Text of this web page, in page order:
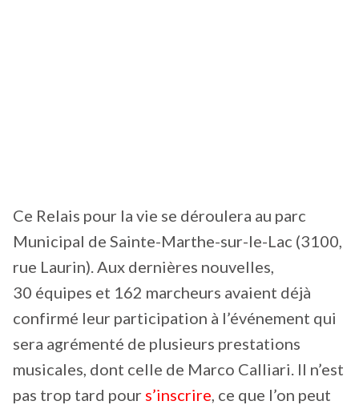
Ce Relais pour la vie se déroulera au parc
Municipal de Sainte-Marthe-sur-le-Lac (3100,
rue Laurin). Aux dernières nouvelles,
30 équipes et 162 marcheurs avaient déjà
confirmé leur participation à l’événement qui
sera agrémenté de plusieurs prestations
musicales, dont celle de Marco Calliari. Il n’est
pas trop tard pour s’inscrire , ce que l’on peut